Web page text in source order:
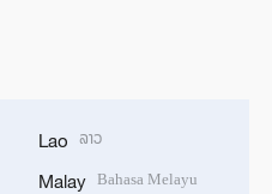
Lao ລາວ
Malay Bahasa Melayu